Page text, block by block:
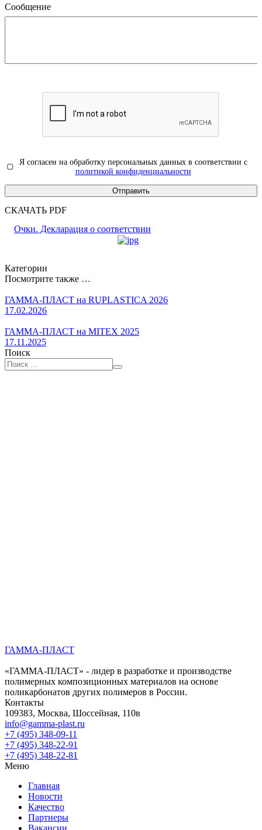
Сообщение
Я согласен на обработку персональных данных в соответствии с
политикой конфиденциальности
СКАЧАТЬ PDF
Очки. Декларация о соответствии
Категории
Посмотрите также …
ГАММА-ПЛАСТ на RUPLASTICA 2026
17.02.2026
ГАММА-ПЛАСТ на MITEX 2025
17.11.2025
Поиск
ГАММА-ПЛАСТ
«ГАММА-ПЛАСТ» - лидер в разработке и производстве
полимерных композиционных материалов на основе
поликарбонатов других полимеров в России.
Контакты
109383, Москва, Шоссейная, 110в
info@gamma-plast.ru
+7 (495) 348-09-11
+7 (495) 348-22-91
+7 (495) 348-22-81
Меню
Главная
Новости
Качество
Партнеры